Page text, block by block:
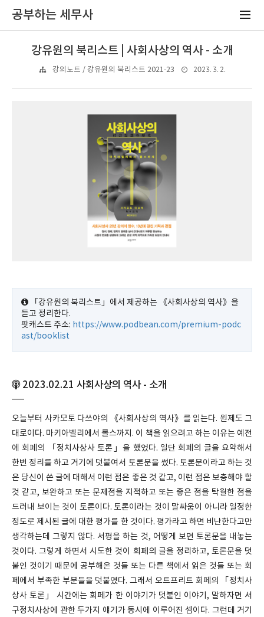
공부하는 세무사
강유원의 북리스트 | 사회사상의 역사 - 소개
강의노트 / 강유원의 북리스트 2021-23 2023. 3. 2.
「강유원의 북리스트」에서 제공하는 《사회사상의 역사》을
듣고 정리한다.
팟캐스트 주소: https://www.podbean.com/premium-podc
ast/booklist
2023.02.21 사회사상의 역사 - 소개
오늘부터 사카모토 다쓰야의 《사회사상의 역사》를 읽는다. 원제도 그
대로이다. 마키아벨리에서 롤스까지. 이 책을 읽으려고 하는 이유는 예전
에 회페의 「정치사상사 토론」을 했었다. 일단 회페의 글을 요약해서
한번 정리를 하고 거기에 덧붙여서 토론문을 썼다. 토론문이라고 하는 것
은 당신이 쓴 글에 대해서 이런 점은 좋은 것 같고, 이런 점은 보충해야 할
것 같고, 보완하고 또는 문제점을 지적하고 또는 좋은 점을 탁월한 점을
드러내 보이는 것이 토론이다. 토론이라는 것이 말싸움이 아니라 일정한
정도로 제시된 글에 대한 평가를 한 것이다. 평가라고 하면 비난한다고만
생각하는데 그렇지 않다. 서평을 하는 것, 어떻게 보면 토론문을 내놓는
것이다. 그렇게 하면서 시도한 것이 회페의 글을 정리하고, 토론문을 덧
붙인 것이기 때문에 공부해온 것들 또는 다른 책에서 읽은 것들 또는 회
페에서 부족한 부분들을 덧붙였다. 그래서 오트프리트 회페의 「정치사
상사 토론」 시간에는 회페가 한 이야기가 덧붙인 이야기, 말하자면 서
구정치사상에 관한 두가지 얘기가 동시에 이루어진 셈이다. 그런데 거기